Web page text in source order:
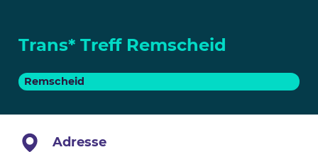
Trans* Treff Remscheid
Remscheid
Adresse